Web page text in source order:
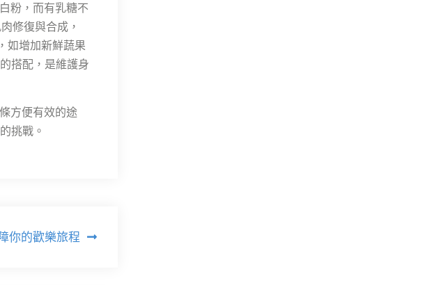
粉，而有乳糖不
修復與合成，
如增加新鮮蔬果
搭配，是維護身
方便有效的途
挑戰。
你的歡樂旅程